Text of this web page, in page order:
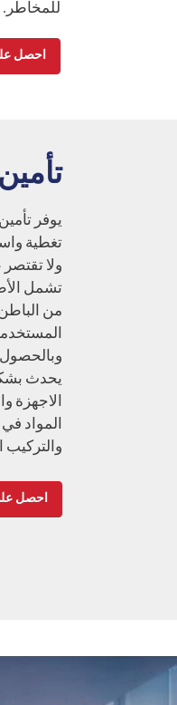
للمخاطر.
احصل
يوفر
تغطية
ولا
تشمل
من
يحدث
الاجهزة
المواد
والتركيب
احصل